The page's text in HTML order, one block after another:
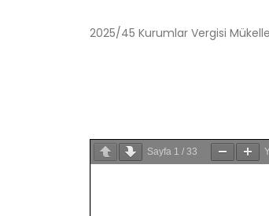
2025/45 Kurumlar Vergisi
Sayfa 1 / 33